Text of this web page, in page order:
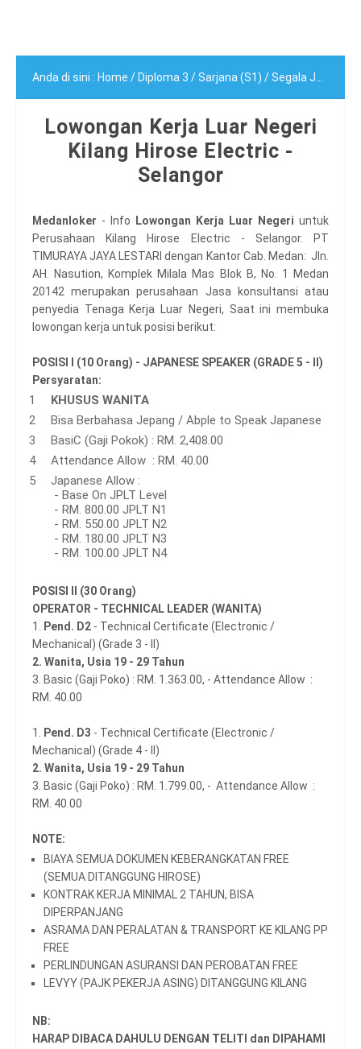
Anda di sini : Home / Diploma 3 /Sarjana (S1) /Segala Jurusan
Lowongan Kerja Luar Negeri
Kilang Hirose Electric -
Selangor
Medanloker - Info Lowongan Kerja Luar Negeri untuk
Perusahaan Kilang Hirose Electric - Selangor. PT
TIMURAYA JAYA LESTARI dengan Kantor Cab. Medan: Jln.
AH. Nasution, Komplek Milala Mas Blok B, No. 1 Medan
20142 merupakan perusahaan Jasa konsultansi atau
penyedia Tenaga Kerja Luar Negeri, Saat ini membuka
lowongan kerja untuk posisi berikut:
POSISI I (10 Orang) - JAPANESE SPEAKER (GRADE 5 - II)
Persyaratan:
KHUSUS WANITA
Bisa Berbahasa Jepang / Abple to Speak Japanese
BasiC (Gaji Pokok) : RM. 2,408.00
Attendance Allow : RM. 40.00
Japanese Allow :
- Base On JPLT Level
- RM. 800.00 JPLT N1
- RM. 550.00 JPLT N2
- RM. 180.00 JPLT N3
- RM. 100.00 JPLT N4
POSISI II (30 Orang)
OPERATOR - TECHNICAL LEADER (WANITA)
1.
Pend. D2 - Technical Certificate (Electronic /
Mechanical) (Grade 3 - II)
2. Wanita, Usia 19 - 29 Tahun
3. Basic (Gaji Poko) : RM. 1.363.00, - Attendance Allow :
RM. 40.00
1. Pend. D3 - Technical Certificate (Electronic /
Mechanical) (Grade 4 - II)
2. Wanita, Usia 19 - 29 Tahun
3. Basic (Gaji Poko) : RM. 1.799.00, - Attendance Allow :
RM. 40.00
NOTE:
BIAYA SEMUA DOKUMEN KEBERANGKATAN FREE
(SEMUA DITANGGUNG HIROSE)
KONTRAK KERJA MINIMAL 2 TAHUN, BISA
DIPERPANJANG
ASRAMA DAN PERALATAN & TRANSPORT KE KILANG PP
FREE
PERLINDUNGAN ASURANSI DAN PEROBATAN FREE
LEVYY (PAJK PEKERJA ASING) DITANGGUNG KILANG
NB:
HARAP DIBACA DAHULU DENGAN TELITI dan DIPAHAMI